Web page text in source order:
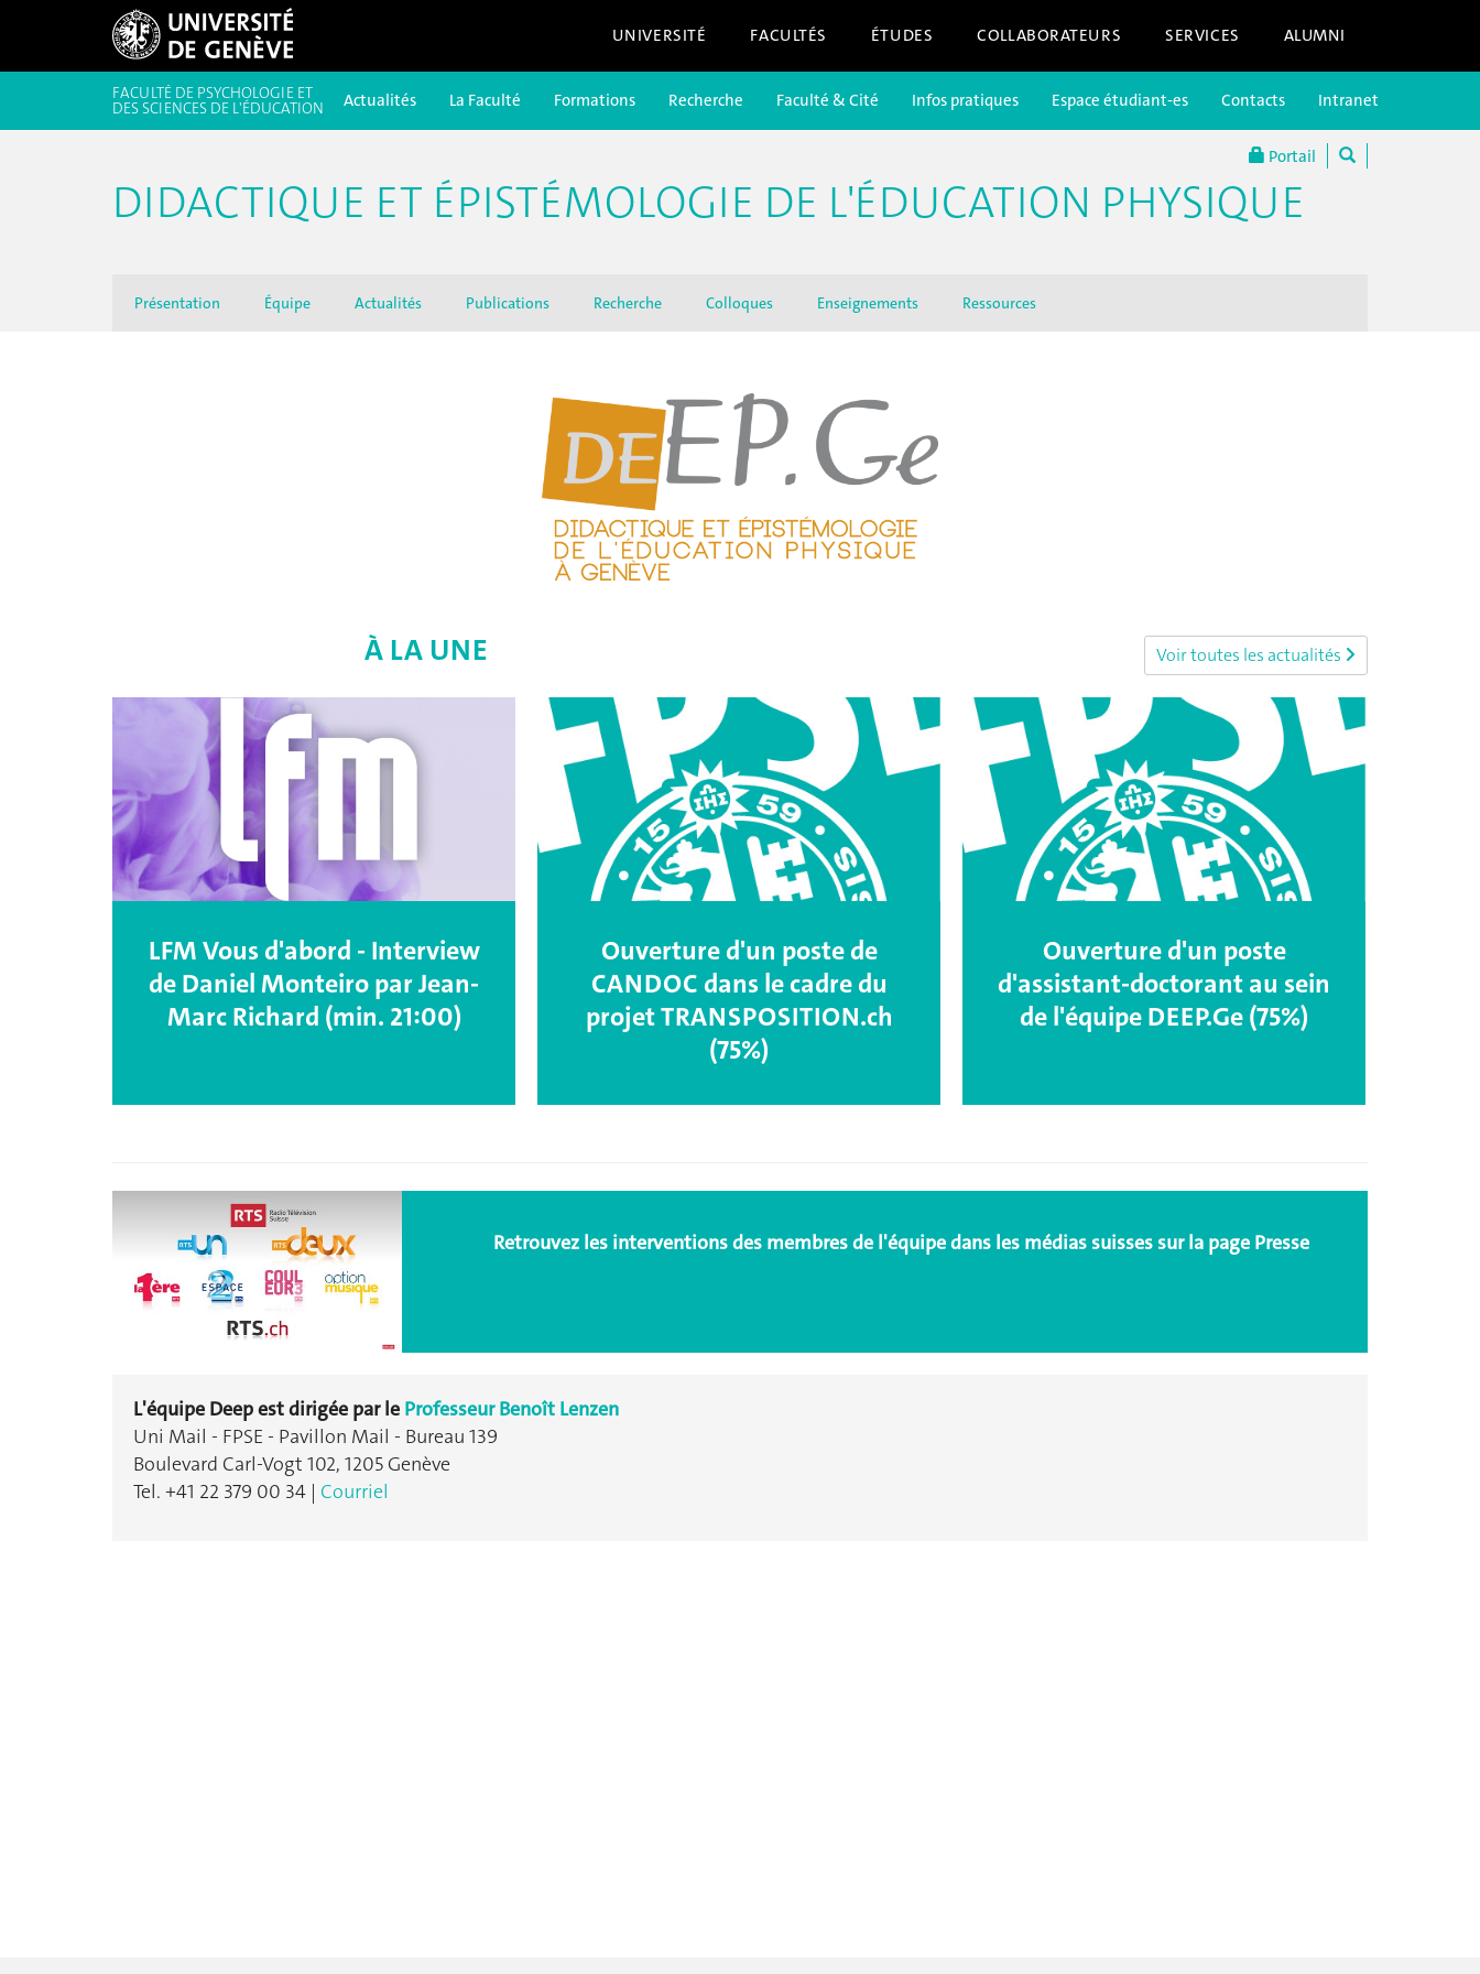
UNIVERSITÉ FACULTÉS ÉTUDES COLLABORATEURS SERVICES ALUMNI
Portail
FACULTÉ DE PSYCHOLOGIE ET
DES SCIENCES DE L'ÉDUCATION Actualités La Faculté Formations Recherche Faculté & Cité Infos pratiques Espace étudiant-es Contacts Intranet
DIDACTIQUE ET ÉPISTÉMOLOGIE DE L'ÉDUCATION PHYSIQUE
Présentation Équipe Actualités Publications Recherche Colloques Enseignements Ressources
À LA UNE Voir toutes les actualités
LFM Vous d'abord - Interview
de Daniel Monteiro par Jean-
Marc Richard (min. 21:00)
Ouverture d'un poste de
CANDOC dans le cadre du
projet TRANSPOSITION.ch
(75%)
Ouverture d'un poste
d'assistant-doctorant au sein
de l'équipe DEEP.Ge (75%)
Retrouvez les interventions des membres de l'équipe dans les médias suisses sur la page Presse
L'équipe Deep est dirigée par le Professeur Benoît Lenzen
Uni Mail - FPSE - Pavillon Mail - Bureau 139
Boulevard Carl-Vogt 102, 1205 Genève
Tel. +41 22 379 00 34 | Courriel